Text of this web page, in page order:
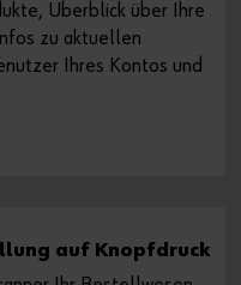
Überblick über Ihre
zu aktuellen
Ihres Kontos und
auf Knopfdruck